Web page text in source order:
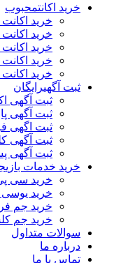
خرید اکانتمحبوب
خرید
خرید اکانت
خرید
خرید
خرید
ثبت آگهیرایگان
ثبت آگهی
ثبت آگهی
ثبت اگهی
ثبت آگهی
ثبت آگهی
خرید خدمات بازی
خرید سی
خرید یوسی
خرید جم
خرید جم
سوالات متداول
درباره ما
تماس با ما